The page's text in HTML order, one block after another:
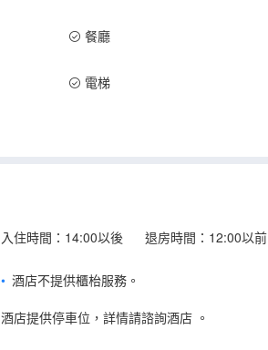
餐廳
電梯
入住時間：14:00以後 退房時間：12:00以前
酒店不提供櫃枱服務。
酒店提供停車位，詳情請諮詢酒店 。